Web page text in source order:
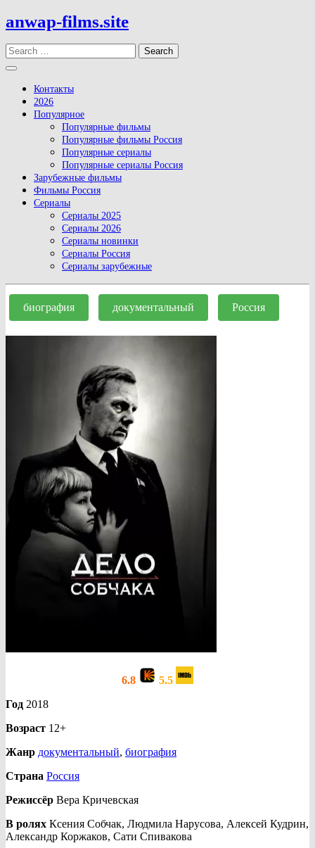
Skip
to
content
anwap-films.site
Search
Open
Button
Контакты
2026
Популярное
Популярные фильмы
Популярные фильмы Россия
Популярные сериалы
Популярные сериалы Россия
Зарубежные фильмы
Фильмы Россия
Сериалы
Сериалы 2025
Сериалы 2026
Сериалы новинки
Сериалы Россия
Сериалы зарубежные
Close
Button
биография документальный Россия
6.8
5.5
Год 2018
Возраст 12+
Жанр документальный, биография
Страна Россия
Режиссёр Вера Кричевская
В ролях Ксения Собчак, Людмила Нарусова, Алексей Кудрин,
Александр Коржаков, Сати Спивакова